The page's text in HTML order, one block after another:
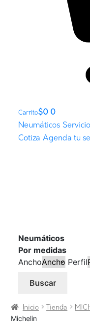
Carrito$0 0
Neumáticos
Cotiza Agenda tu
Neumáticos
Por medidas
Ancho
Perfil
Buscar
Inicio Tienda
Michelin